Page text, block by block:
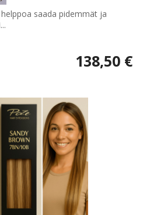
saada pidemmät ja
138,50 €